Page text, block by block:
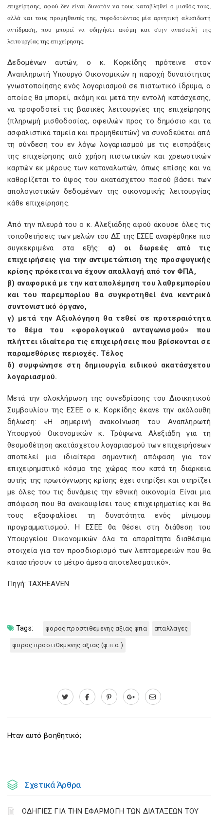
επιχείρησης, αφού δεν είναι δυνατόν να τους καταβληθεί ο μισθός τους,
αλλά και τους προμηθευτές της, πυροδοτώντας μία αρνητική αλυσιδωτή
αντίδραση, που μπορεί να οδηγήσει ακόμη και στην αναστολή της
λειτουργίας της επιχείρησης.
Δεδομένων αυτών, ο κ. Κορκίδης πρότεινε στον
Αναπληρωτή Υπουργό Οικονομικών η παροχή δυνατότητας
γνωστοποίησης ενός λογαριασμού σε πιστωτικό ίδρυμα, ο
οποίος θα μπορεί, ακόμη και μετά την εντολή κατάσχεσης,
να τροφοδοτεί τις βασικές λειτουργίες της επιχείρησης
(πληρωμή μισθοδοσίας, οφειλών προς το δημόσιο και τα
ασφαλιστικά ταμεία και προμηθευτών) να συνοδεύεται από
τη σύνδεση του εν λόγω λογαριασμού με τις εισπράξεις
της επιχείρησης από χρήση πιστωτικών και χρεωστικών
καρτών εκ μέρους των καταναλωτών, όπως επίσης και να
καθορίζεται το ύψος του ακατάσχετου ποσού βάσει των
απολογιστικών δεδομένων της οικονομικής λειτουργίας
κάθε επιχείρησης.
Από την πλευρά του ο κ. Αλεξιάδης αφού άκουσε όλες τις
τοποθετήσεις των μελών του ΔΣ της ΕΣΕΕ αναφέρθηκε πιο
συγκεκριμένα στα εξής: α) οι δωρεές από τις
επιχειρήσεις για την αντιμετώπιση της προσφυγικής
κρίσης πρόκειται να έχουν απαλλαγή από τον ΦΠΑ,
β) αναφορικά με την καταπολέμηση του λαθρεμπορίου
και του παρεμπορίου θα συγκροτηθεί ένα κεντρικό
συντονιστικό όργανο,
γ) μετά την Αξιολόγηση θα τεθεί σε προτεραιότητα
το θέμα του «φορολογικού ανταγωνισμού» που
πλήττει ιδιαίτερα τις επιχειρήσεις που βρίσκονται σε
παραμεθόριες περιοχές. Τέλος
δ) συμφώνησε στη δημιουργία ειδικού ακατάσχετου
λογαριασμού.
Μετά την ολοκλήρωση της συνεδρίασης του Διοικητικού
Συμβουλίου της ΕΣΕΕ ο κ. Κορκίδης έκανε την ακόλουθη
δήλωση: «Η σημερινή ανακοίνωση του Αναπληρωτή
Υπουργού Οικονομικών κ. Τρύφωνα Αλεξιάδη για τη
θεσμοθέτηση ακατάσχετου λογαριασμού των επιχειρήσεων
αποτελεί μια ιδιαίτερα σημαντική απόφαση για τον
επιχειρηματικό κόσμο της χώρας που κατά τη διάρκεια
αυτής της πρωτόγνωρης κρίσης έχει στηρίξει και στηρίζει
με όλες του τις δυνάμεις την εθνική οικονομία. Είναι μια
απόφαση που θα ανακουφίσει τους επιχειρηματίες και θα
τους εξασφαλίσει τη δυνατότητα ενός μίνιμουμ
προγραμματισμού. Η ΕΣΕΕ θα θέσει στη διάθεση του
Υπουργείου Οικονομικών όλα τα απαραίτητα διαθέσιμα
στοιχεία για τον προσδιορισμό των λεπτομερειών που θα
καταστήσουν το μέτρο άμεσα αποτελεσματικό».
Πηγή: TAXHEAVEN
Tags: φορος προστιθεμενης αξιας φπα απαλλαγες
φορος προστιθεμενης αξιας (φ.π.α.)
Ηταν αυτό βοηθητικό;
Σχετικά Άρθρα
ΟΔΗΓΙΕΣ ΓΙΑ ΤΗΝ ΕΦΑΡΜΟΓΗ ΤΩΝ ΔΙΑΤΑΞΕΩΝ ΤΟΥ